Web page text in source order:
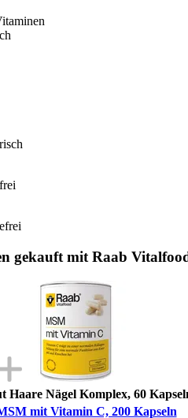
gekauft mit Raab
Haare Nägel Komplex, 60
mit Vitamin C, 200 Kapseln